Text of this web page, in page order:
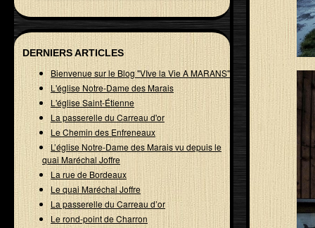
DERNIERS ARTICLES
Bienvenue sur le Blog "VIve la Vie A MARANS"
L'église Notre-Dame des Marais
L'église Saint-Étienne
La passerelle du Carreau d'or
Le Chemin des Enfreneaux
L’église Notre-Dame des Marais vu depuis le
quai Maréchal Joffre
La rue de Bordeaux
Le quai Maréchal Joffre
La passerelle du Carreau d’or
Le rond-point de Charron